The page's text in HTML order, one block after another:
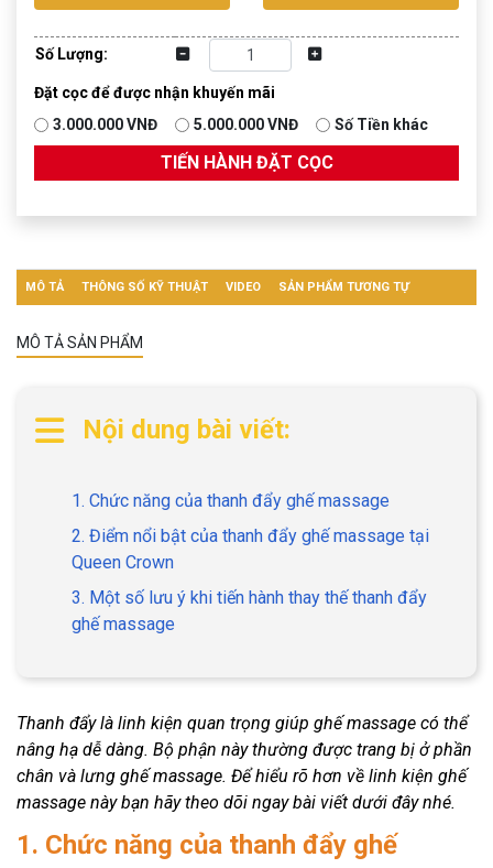
Số Lượng:
Đặt cọc để được nhận khuyến mãi
3.000.000 VNĐ
5.000.000 VNĐ Số Tiền khác
TIẾN HÀNH ĐẶT CỌC
MÔ TẢ THÔNG SỐ KỸ THUẬT VIDEO SẢN PHẨM TƯƠNG TỰ
MÔ TẢ SẢN PHẨM
Nội dung bài viết:
1. Chức năng của thanh đẩy ghế massage
2. Điểm nổi bật của thanh đẩy ghế massage tại
Queen Crown
3. Một số lưu ý khi tiến hành thay thế thanh đẩy
ghế massage
Thanh đẩy là linh kiện quan trọng giúp ghế massage có thể
nâng hạ dễ dàng. Bộ phận này thường được trang bị ở phần
chân và lưng ghế massage. Để hiểu rõ hơn về linh kiện ghế
massage này bạn hãy theo dõi ngay bài viết dưới đây nhé.
1. Chức năng của thanh đẩy ghế